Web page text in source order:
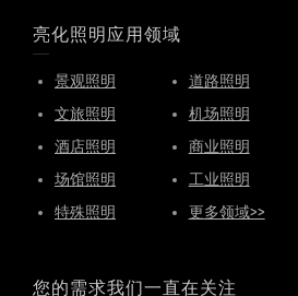
亮化照明应用领域
景观照明 道路照明
文旅照明
机场照明
酒店照明
商业照明
场馆照明
工业照明
特殊照明
更多领域>>
您的需求我们一直在关注